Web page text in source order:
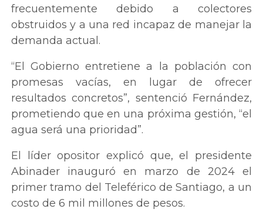
frecuentemente debido a colectores
obstruidos y a una red incapaz de manejar la
demanda actual.
“El Gobierno entretiene a la población con
promesas vacías, en lugar de ofrecer
resultados concretos”, sentenció Fernández,
prometiendo que en una próxima gestión, “el
agua será una prioridad”.
El líder opositor explicó que, el presidente
Abinader inauguró en marzo de 2024 el
primer tramo del Teleférico de Santiago, a un
costo de 6 mil millones de pesos.